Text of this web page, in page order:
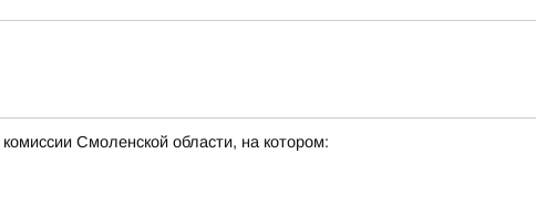
Смоленской области, на котором: